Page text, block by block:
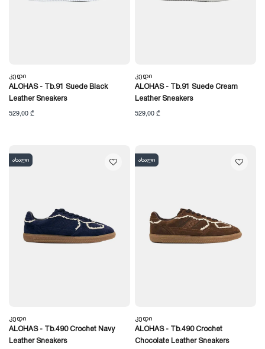
Კედი
ALOHAS - Tb.91 Suede Black
Leather Sneakers
529,00 ₾
Კედი
ALOHAS - Tb.91 Suede Cream
Leather Sneakers
529,00 ₾
ახალი
Კედი
ALOHAS - Tb.490 Crochet Navy
Leather Sneakers
ახალი
Კედი
ALOHAS - Tb.490 Crochet
Chocolate Leather Sneakers